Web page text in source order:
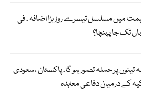
میں مسلسل تیسرے روز بڑا اضافہ ، فی
تک جا پہنچا؟
تینوں پر حملہ تصور ہو گا، پاکستان ، سعودی
کے درمیان دفاعی معاہدہ